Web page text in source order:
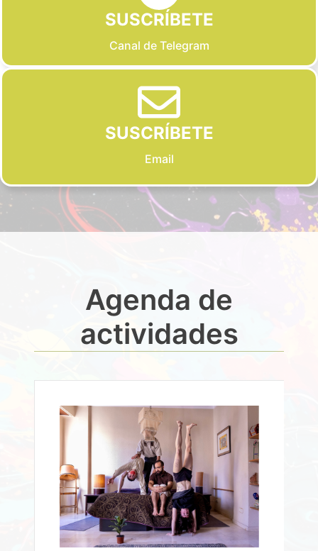
SUSCRÍBETE
Canal de Telegram
SUSCRÍBETE
Email
Agenda de
actividades